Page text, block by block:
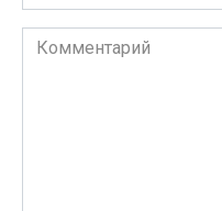
Комментарий